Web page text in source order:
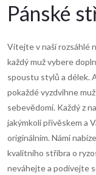
Pánské
Vítejte v naší rozsáhlé
každý muž vybere
spoustu stylů a délek.
pokaždé vyzdvihne
sebevědomí. Každý z
jakýmkoli přívěskem a
originálním. Námi
kvalitního stříbra o
neváhejte a podívejte